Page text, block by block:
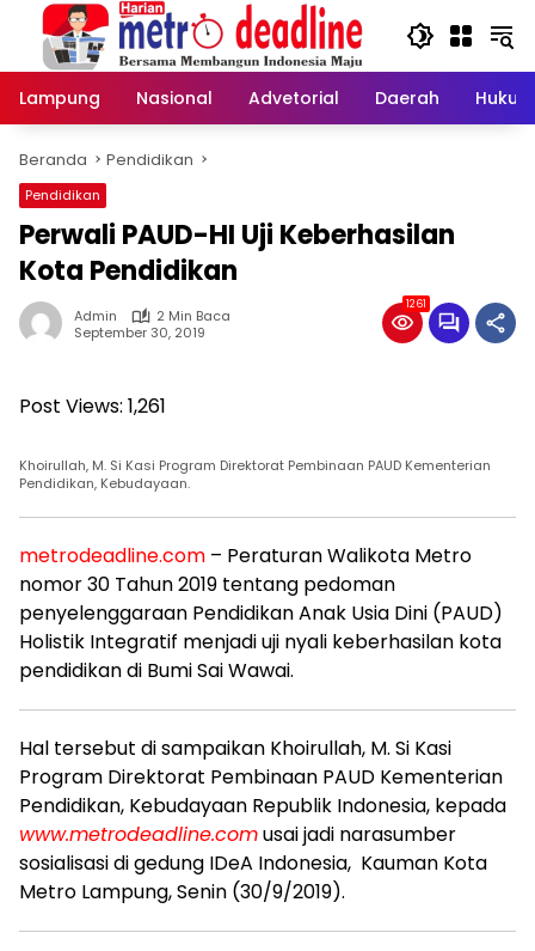
Langsung
konten
Lampung
Nasional Advetorial Daerah Hukum
Beranda Pendidikan
Pendidikan
Perwali PAUD-HI Uji Keberhasilan
Kota Pendidikan
Admin
2 Min Baca
September 30, 2019
1261
Post Views: 1,261
Khoirullah, M. Si Kasi Program Direktorat Pembinaan PAUD Kementerian
Pendidikan, Kebudayaan.
metrodeadline.com – Peraturan Walikota Metro
nomor 30 Tahun 2019 tentang pedoman
penyelenggaraan Pendidikan Anak Usia Dini (PAUD)
Holistik Integratif menjadi uji nyali keberhasilan kota
pendidikan di Bumi Sai Wawai.
Hal tersebut di sampaikan Khoirullah, M. Si Kasi
Program Direktorat Pembinaan PAUD Kementerian
Pendidikan, Kebudayaan Republik Indonesia, kepada
www.metrodeadline.comusai jadi narasumber
sosialisasi di gedung IDeA Indonesia, Kauman Kota
Metro Lampung, Senin (30/9/2019).